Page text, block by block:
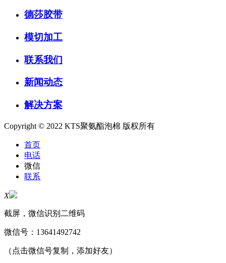
德莎胶带
模切加工
联系我们
新闻动态
解决方案
Copyright © 2022 KTS聚氨酯泡棉 版权所有
首页
电话
微信
联系
X
截屏，微信识别二维码
微信号： 13641492742
（点击微信号复制，添加好友）